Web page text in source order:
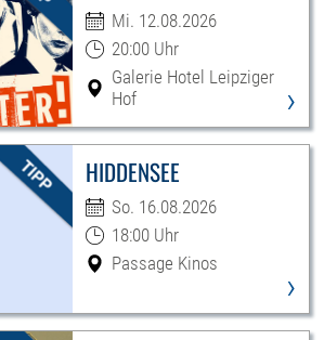
Mi. 12.08.2026
20:00 Uhr
Galerie Hotel Leipziger
Hof
›
HIDDENSEE
So. 16.08.2026
18:00 Uhr
Passage Kinos
›